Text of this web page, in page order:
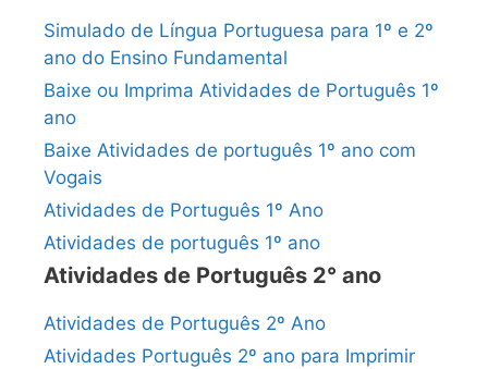
Simulado de Língua Portuguesa para 1º e 2º
ano do Ensino Fundamental
Baixe ou Imprima Atividades de Português 1º
ano
Baixe Atividades de português 1º ano com
Vogais
Atividades de Português 1º Ano
Atividades de português 1º ano
Atividades de Português 2° ano
Atividades de Português 2º Ano
Atividades Português 2º ano para Imprimir